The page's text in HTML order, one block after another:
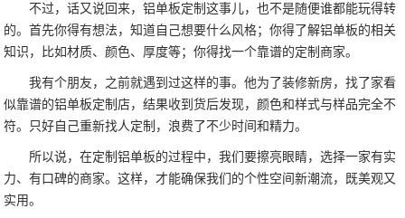
不过，话又说回来，铝单板定制这事儿，也不是随便谁都能玩得转
的。首先你得有想法，知道自己想要什么风格；你得了解铝单板的相关
知识，比如材质、颜色、厚度等；你得找一个靠谱的定制商家。
我有个朋友，之前就遇到过这样的事。他为了装修新房，找了家看
似靠谱的铝单板定制店，结果收到货后发现，颜色和样式与样品完全不
符。只好自己重新找人定制，浪费了不少时间和精力。
所以说，在定制铝单板的过程中，我们要擦亮眼睛，选择一家有实
力、有口碑的商家。这样，才能确保我们的个性空间新潮流，既美观又
实用。